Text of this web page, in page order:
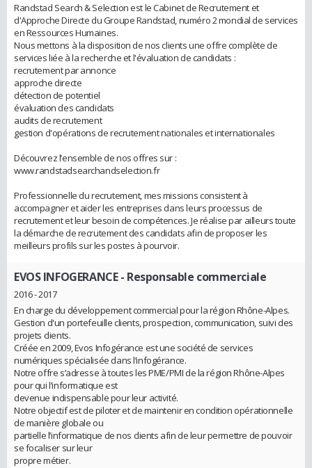
Randstad Search & Selection est le Cabinet de Recrutement et
d'Approche Directe du Groupe Randstad, numéro 2 mondial de services
en Ressources Humaines.
Nous mettons à la disposition de nos clients une offre complète de
services liée à la recherche et l'évaluation de candidats :
recrutement par annonce
approche directe
détection de potentiel
évaluation des candidats
audits de recrutement
gestion d'opérations de recrutement nationales et internationales
Découvrez l’ensemble de nos offres sur :
www.randstadsearchandselection.fr
Professionnelle du recrutement, mes missions consistent à
accompagner et aider les entreprises dans leurs processus de
recrutement et leur besoin de compétences. Je réalise par ailleurs toute
la démarche de recrutement des candidats afin de proposer les
meilleurs profils sur les postes à pourvoir.
EVOS INFOGERANCE- Responsable commerciale
2016 - 2017
En charge du développement commercial pour la région Rhône-Alpes.
Gestion d'un portefeuille clients, prospection, communication, suivi des
projets clients.
Créée en 2009, Evos Infogérance est une société de services
numériques spécialisée dans l’infogérance.
Notre offre s’adresse à toutes les PME/PMI de la région Rhône-Alpes
pour qui l’informatique est
devenue indispensable pour leur activité.
Notre objectif est de piloter et de maintenir en condition opérationnelle
de manière globale ou
partielle l’informatique de nos clients afin de leur permettre de pouvoir
se focaliser sur leur
propre métier.